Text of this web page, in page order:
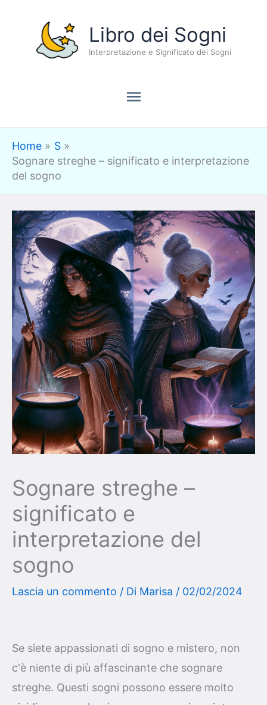
contenuto
Libro dei Sogni
Interpretazione e Significato dei Sogni
Menu
principale
Home
S
Sognare streghe – significato e interpretazione
del sogno
Sognare streghe –
significato e
interpretazione del
sogno
Lascia un commento / Di Marisa / 02/02/2024
Se siete appassionati di sogno e mistero, non
c'è niente di più affascinante che sognare
streghe. Questi sogni possono essere molto